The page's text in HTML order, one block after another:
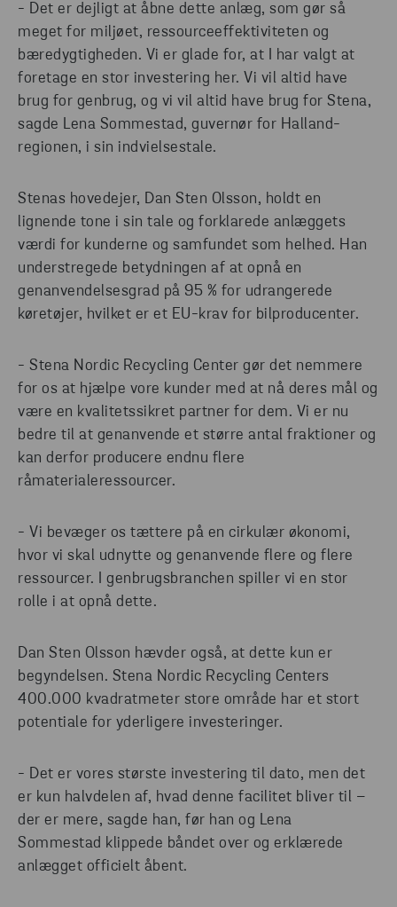
- Det er dejligt at åbne dette anlæg, som gør så
meget for miljøet, ressourceeffektiviteten og
bæredygtigheden. Vi er glade for, at I har valgt at
foretage en stor investering her. Vi vil altid have
brug for genbrug, og vi vil altid have brug for Stena,
sagde Lena Sommestad, guvernør for Halland-
regionen, i sin indvielsestale.
Stenas hovedejer, Dan Sten Olsson, holdt en
lignende tone i sin tale og forklarede anlæggets
værdi for kunderne og samfundet som helhed. Han
understregede betydningen af at opnå en
genanvendelsesgrad på 95 % for udrangerede
køretøjer, hvilket er et EU-krav for bilproducenter.
- Stena Nordic Recycling Center gør det nemmere
for os at hjælpe vore kunder med at nå deres mål og
være en kvalitetssikret partner for dem. Vi er nu
bedre til at genanvende et større antal fraktioner og
kan derfor producere endnu flere
råmaterialeressourcer.
- Vi bevæger os tættere på en cirkulær økonomi,
hvor vi skal udnytte og genanvende flere og flere
ressourcer. I genbrugsbranchen spiller vi en stor
rolle i at opnå dette.
Dan Sten Olsson hævder også, at dette kun er
begyndelsen. Stena Nordic Recycling Centers
400.000 kvadratmeter store område har et stort
potentiale for yderligere investeringer.
- Det er vores største investering til dato, men det
er kun halvdelen af, hvad denne facilitet bliver til –
der er mere, sagde han, før han og Lena
Sommestad klippede båndet over og erklærede
anlægget officielt åbent.